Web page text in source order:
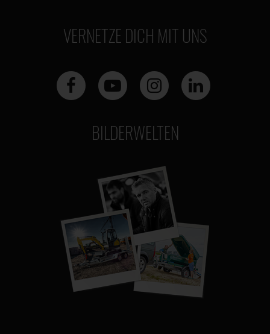
VERNETZE DICH MIT UNS
BILDERWELTEN